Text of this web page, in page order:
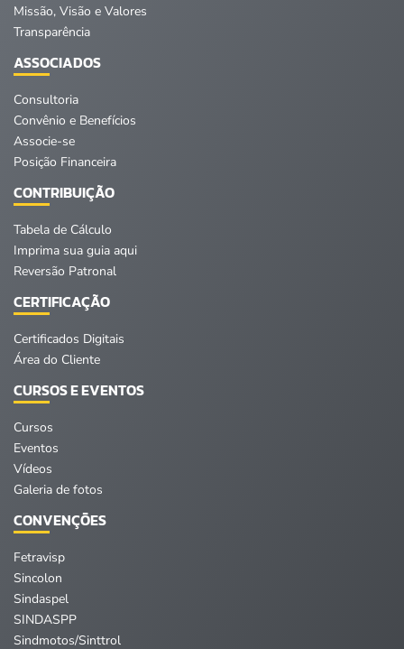
Missão, Visão e Valores
Transparência
ASSOCIADOS
Consultoria
Convênio e Benefícios
Associe-se
Posição Financeira
CONTRIBUIÇÃO
Tabela de Cálculo
Imprima sua guia aqui
Reversão Patronal
CERTIFICAÇÃO
Certificados Digitais
Área do Cliente
CURSOS E EVENTOS
Cursos
Eventos
Vídeos
Galeria de fotos
CONVENÇÕES
Fetravisp
Sincolon
Sindaspel
SINDASPP
Sindmotos/Sinttrol